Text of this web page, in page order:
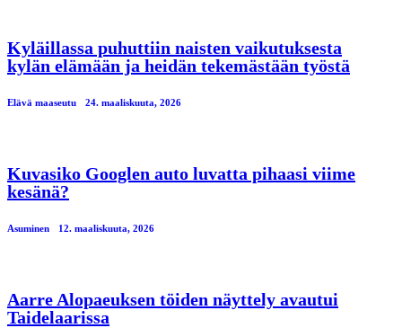
Kyläillassa puhuttiin naisten vaikutuksesta
kylän elämään ja heidän tekemästään työstä
Elävä maaseutu 24. maaliskuuta, 2026
Kuvasiko Googlen auto luvatta pihaasi viime
kesänä?
Asuminen 12. maaliskuuta, 2026
Aarre Alopaeuksen töiden näyttely avautui
Taidelaarissa